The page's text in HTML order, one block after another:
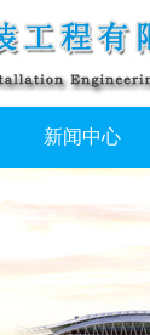
新闻中心